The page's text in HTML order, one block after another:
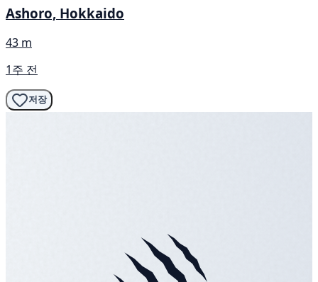
Ashoro, Hokkaido
43 m
1주 전
저장